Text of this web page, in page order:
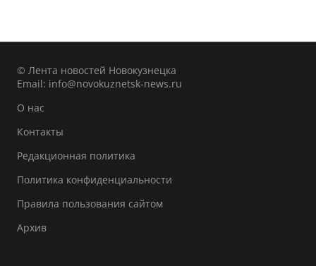
© Лента новостей Новокузнецка
Email: info@novokuznetsk-news.ru
О нас
Контакты
Редакционная политика
Политика конфиденциальности
Правила пользования сайтом
Архив